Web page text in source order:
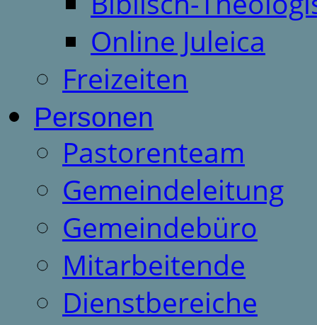
Online Juleica
Freizeiten
Personen
Pastorenteam
Gemeindeleitung
Gemeindebüro
Mitarbeitende
Dienstbereiche